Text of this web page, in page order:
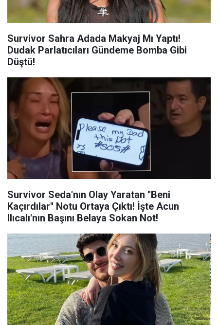
Survivor Sahra Adada Makyaj Mı Yaptı!
Dudak Parlatıcıları Gündeme Bomba Gibi
Düştü!
Survivor Seda'nın Olay Yaratan ''Beni
Kaçırdılar'' Notu Ortaya Çıktı! İşte Acun
Ilıcalı'nın Başını Belaya Sokan Not!